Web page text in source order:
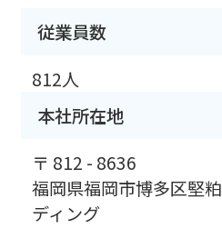
従業員数
812人
本社所在地
〒 812 - 8636
福岡県福岡市博多区堅
ディング